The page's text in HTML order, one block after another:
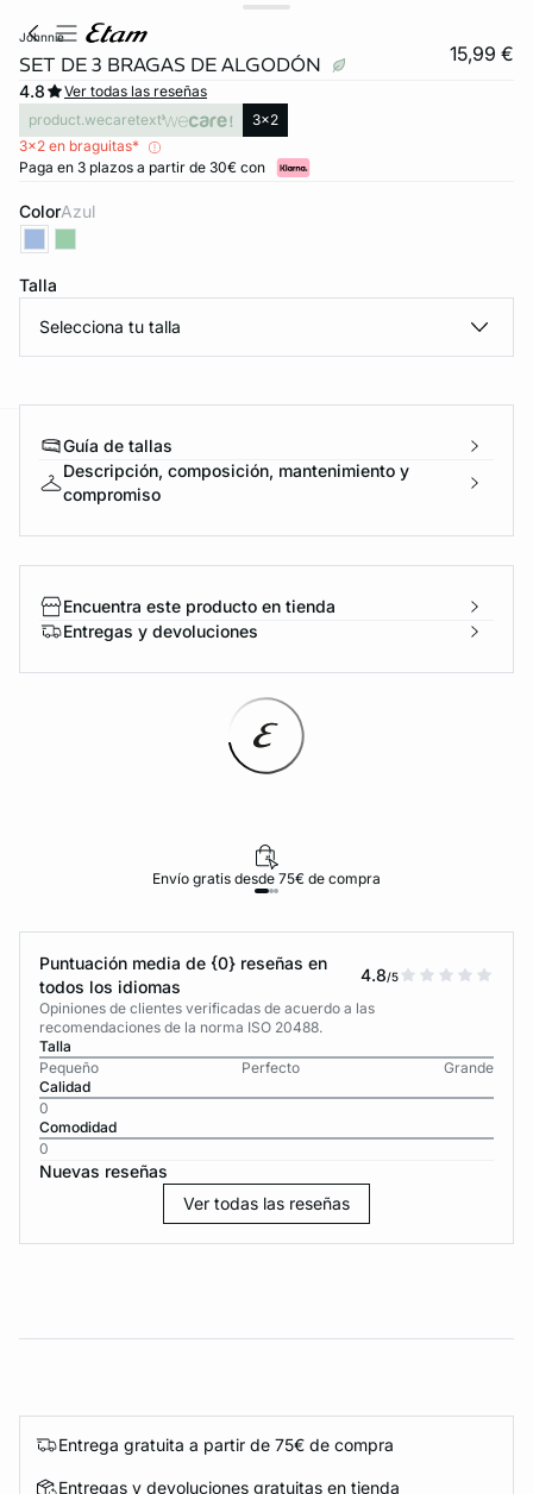
INVISIBLE
johnnie
SET DE 3 BRAGAS DE ALGODÓN 15,99 €
4.8
Ver todas las reseñas
product.wecaretext
3x2
3x2 en braguitas*
Paga en 3 plazos a partir de 30€ con
Color azul
Talla
Selecciona tu talla
Guía de tallas
Descripción, composición, mantenimiento y
compromiso
Encuentra este producto en tienda
Entregas y devoluciones
Envío gratis desde 75€ de compra
Puntuación media de {0} reseñas en
todos los idiomas
4.8/5
Opiniones de clientes verificadas de acuerdo a las
recomendaciones de la norma ISO 20488.
Talla
Pequeño
Perfecto
Grande
Calidad
0
Comodidad
0
Nuevas reseñas
Ver todas las reseñas
Entrega gratuita a partir de 75€ de compra
Entregas y devoluciones gratuitas en tienda